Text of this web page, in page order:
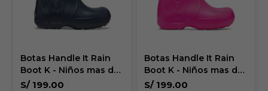
Botas Handle It Rain
Boot K - Niños mas de
5 años
S/ 199.00
Botas Handle It Rain
Boot K - Niños mas de
5 años
S/ 199.00